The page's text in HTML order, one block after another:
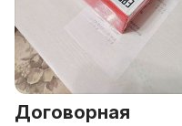
Договорная